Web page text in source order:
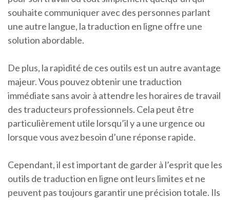
souhaite communiquer avec des personnes parlant
une autre langue, la traduction en ligne offre une
solution abordable.
De plus, la rapidité de ces outils est un autre avantage
majeur. Vous pouvez obtenir une traduction
immédiate sans avoir à attendre les horaires de travail
des traducteurs professionnels. Cela peut être
particulièrement utile lorsqu’il y a une urgence ou
lorsque vous avez besoin d’une réponse rapide.
Cependant, il est important de garder à l’esprit que les
outils de traduction en ligne ont leurs limites et ne
peuvent pas toujours garantir une précision totale. Ils